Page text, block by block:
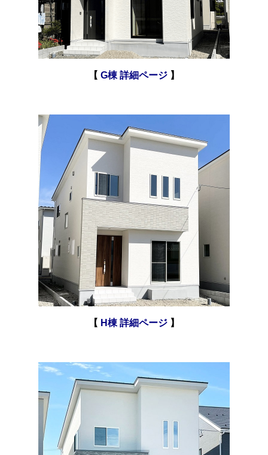
【 G棟 詳細ページ 】
【 H棟 詳細ページ 】